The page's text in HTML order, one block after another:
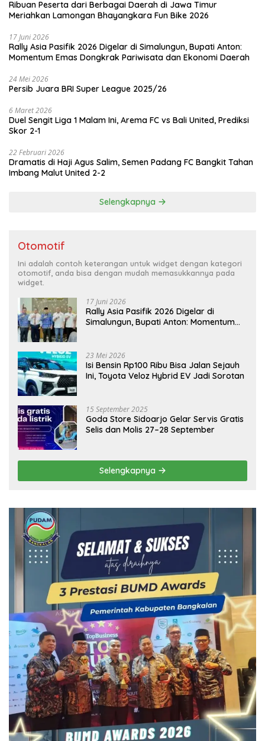
Ribuan Peserta dari Berbagai Daerah di Jawa Timur
Meriahkan Lamongan Bhayangkara Fun Bike 2026
17 Juni 2026
Rally Asia Pasifik 2026 Digelar di Simalungun, Bupati Anton:
Momentum Emas Dongkrak Pariwisata dan Ekonomi Daerah
24 Mei 2026
Persib Juara BRI Super League 2025/26
6 Maret 2026
Duel Sengit Liga 1 Malam Ini, Arema FC vs Bali United, Prediksi
Skor 2-1
22 Februari 2026
Dramatis di Haji Agus Salim, Semen Padang FC Bangkit Tahan
Imbang Malut United 2-2
Selengkapnya
Otomotif
Ini adalah contoh keterangan untuk widget dengan kategori
otomotif, anda bisa dengan mudah memasukkannya pada
widget.
17 Juni 2026
Rally Asia Pasifik 2026 Digelar di
Simalungun, Bupati Anton: Momentum
23 Mei 2026
Isi Bensin Rp100 Ribu Bisa Jalan Sejauh
Ini, Toyota Veloz Hybrid EV Jadi Sorotan
15 September 2025
Goda Store Sidoarjo Gelar Servis Gratis
Selis dan Molis 27–28 September
Selengkapnya